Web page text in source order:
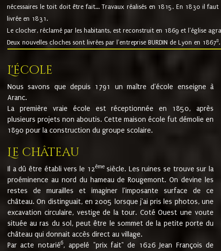
nécessaires le toit doit être fait... Travaux réalisés en 1815. En 1830 il
livrée en 1831.
Le clocher, réclamé par les habitants, est reconstruit en 1869 et l'église
Deux nouvelles cloches sont livrées par l'entreprise BURDIN de Lyon en 18678.
L'école
Nous savons que depuis 1791 un maître d'école enseigne à
Aranc.
La première vraie école est réceptionnée en 1850, après
plusieurs projets non aboutis. Cette maison école fut démolie en
1890 pour la construction du groupe scolaire.
Le château
Il a dû être établi vers le 12èmesiècle. Les ruines se trouve sur la
proéminence au nord du hameau de Rougemont. On devine les
restes de murailles et imaginer l'imposante surface de ce
château. On distinguait, en 2005 lorsque j'ai pris les photos, une
excavation circulaire, vestige de la tour. Coté Ouest une voute
située au ras du sol, peut être le sommet de la petite porte du
château qui donnait accès direct au village.
Par acte notarié6, appelé "prix fait" de 1626 Jean François de